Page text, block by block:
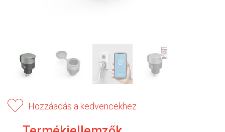
Hozzáadás a kedvencekhez